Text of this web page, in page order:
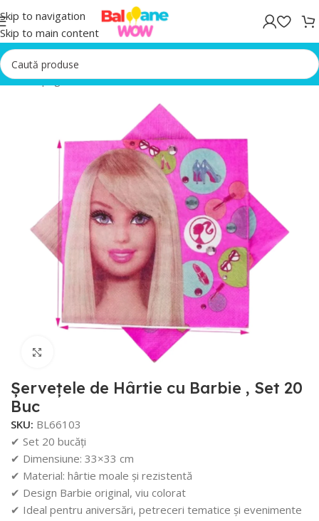
Skip to navigation
Skip to main content
Prima pagină/Accesorii Petrecere
Faceți click pentru a mări
Șervețele de Hârtie cu Barbie , Set 20
Buc
SKU: BL66103
✔ Set 20 bucăți
✔ Dimensiune: 33×33 cm
✔ Material: hârtie moale și rezistentă
✔ Design Barbie original, viu colorat
✔ Ideal pentru aniversări, petreceri tematice și evenimente